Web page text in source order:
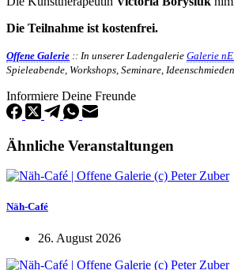
Die Teilnahme ist kostenfrei.
Offene Galerie :: In unserer Ladengalerie Galerie
Spieleabende, Workshops, Seminare,
Informiere Deine Freunde
Ähnliche Veranstaltungen
Näh-Café
26. August 2026